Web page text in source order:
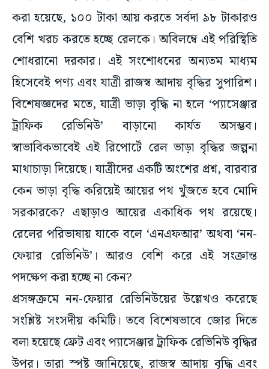
করা হয়েছে, ১০০ টাকা আয় করতে সর্বদা ৯৮ টাকারও
বেশি খরচ করতে হচ্ছে রেলকে। অবিলম্বে এই পরিস্থিতি
শোধরানো দরকার। এই সংশোধনের অন্যতম মাধ্যম
হিসেবেই পণ্য এবং যাত্রী রাজস্ব আদায় বৃদ্ধির সুপারিশ।
বিশেষজ্ঞদের মতে, যাত্রী ভাড়া বৃদ্ধি না হলে ‘প্যাসেঞ্জার
ট্রাফিক রেভিনিউ’ বাড়ানো কার্যত অসম্ভব।
স্বাভাবিকভাবেই এই রিপোর্টে রেল ভাড়া বৃদ্ধির জল্পনা
মাথাচাড়া দিয়েছে। যাত্রীদের একটি অংশের প্রশ্ন, বারবার
কেন ভাড়া বৃদ্ধি করিয়েই আয়ের পথ খুঁজতে হবে মোদি
সরকারকে? এছাড়াও আয়ের একাধিক পথ রয়েছে।
রেলের পরিভাষায় যাকে বলে ‘এনএফআর’ অথবা ‘নন-
ফেয়ার রেভিনিউ’। আরও বেশি করে এই সংক্রান্ত
পদক্ষেপ করা হচ্ছে না কেন?
প্রসঙ্গক্রমে নন-ফেয়ার রেভিনিউয়ের উল্লেখও করেছে
সংশ্লিষ্ট সংসদীয় কমিটি। তবে বিশেষভাবে জোর দিতে
বলা হয়েছে ফ্রেট এবং প্যাসেঞ্জার ট্রাফিক রেভিনিউ বৃদ্ধির
উপর। তারা স্পষ্ট জানিয়েছে, রাজস্ব আদায় বৃদ্ধি এবং